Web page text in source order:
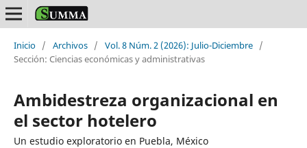
Inicio / Archivos / Vol. 8 Núm. 2 (2026): Julio-Diciembre /
Sección: Ciencias económicas y administrativas
Ambidestreza organizacional en
el sector hotelero
Un estudio exploratorio en Puebla, México